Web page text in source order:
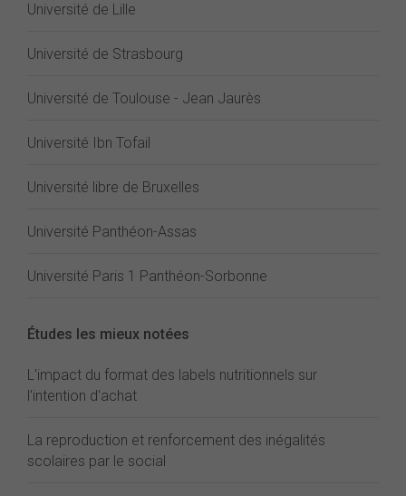
Université de Lille
Université de Strasbourg
Université de Toulouse - Jean Jaurès
Université Ibn Tofail
Université libre de Bruxelles
Université Panthéon-Assas
Université Paris 1 Panthéon-Sorbonne
Études les mieux notées
L'impact du format des labels nutritionnels sur
l'intention d'achat
La reproduction et renforcement des inégalités
scolaires par le social